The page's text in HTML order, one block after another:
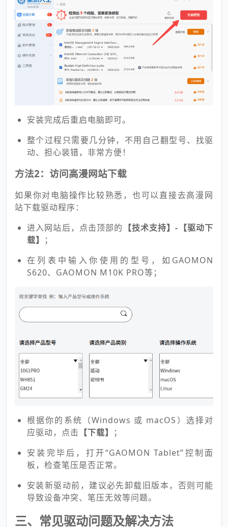
安装完成后重启电脑即可。
整个过程只需要几分钟，不用自己翻型号、找驱
动、担心装错，非常方便！
方法2：访问高漫网站下载
如果你对电脑操作比较熟悉，也可以直接去高漫网
站下载驱动程序：
进入网站后，点击顶部的
【技术支持】-【驱动下
载】
；
在列表中输入你使用的型号，如GAOMON
S620、GAOMON M10K PRO等；
根据你的系统（Windows 或 macOS）选择对
应驱动，点击 【下载】
；
安装完毕后，打开“GAOMON Tablet”控制面
板，检查笔压是否正常。
安装新驱动前，建议必先卸载旧版本，否则可能
导致设备冲突、笔压无效等问题。
三、常见驱动问题及解决方法